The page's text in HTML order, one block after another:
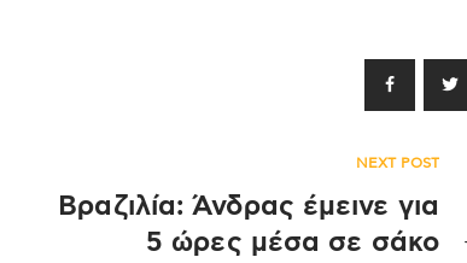
NEXT POST
Βραζιλία: Άνδρας έμεινε για
5 ώρες μέσα σε σάκο